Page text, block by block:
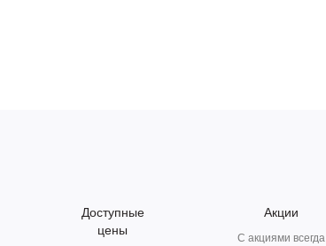
Доступные
цены
Акции
С акциями всегда